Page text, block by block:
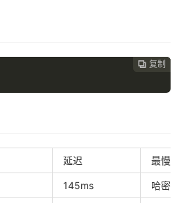
 复制
 复制
 复制
延迟 最慢
145ms 哈密